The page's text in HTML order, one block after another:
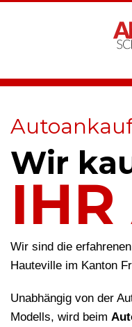
Wir
IHR
Wir sind die
Hauteville im Kanton
Unabhängig von der
Modells, wird beim